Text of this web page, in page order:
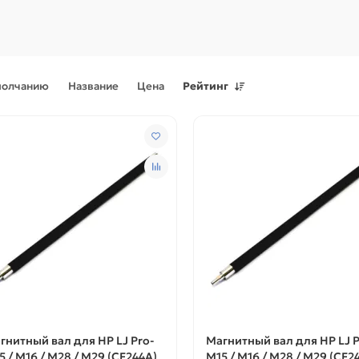
Поступления товаров
- Новое поступление
для картриджей и
23.06.2026 - Новое
запчастей для картриджей и
Название Цена Рейтинг
вал для HP LJ Pro-
Магнитный вал для HP LJ